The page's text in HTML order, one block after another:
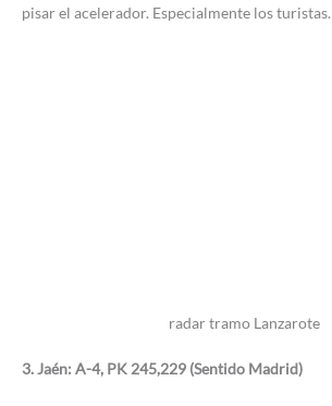
pisar el acelerador. Especialmente los turistas.
radar tramo Lanzarote
3. Jaén: A-4, PK 245,229 (Sentido Madrid)